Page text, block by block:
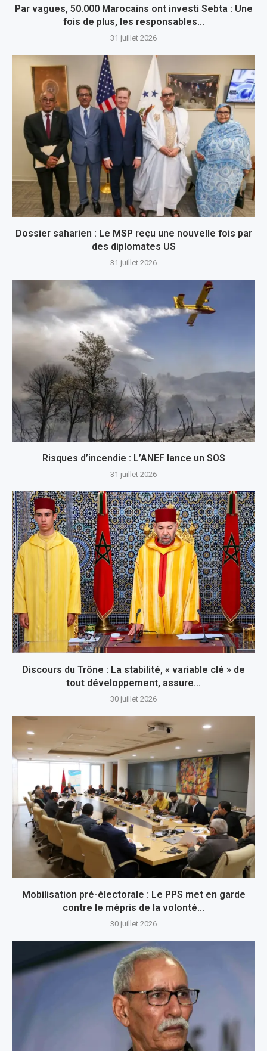
Par vagues, 50.000 Marocains ont investi Sebta : Une
fois de plus, les responsables...
31 juillet 2026
Dossier saharien : Le MSP reçu une nouvelle fois par
des diplomates US
31 juillet 2026
Risques d’incendie : L’ANEF lance un SOS
31 juillet 2026
Discours du Trône : La stabilité, « variable clé » de
tout développement, assure...
30 juillet 2026
Mobilisation pré-électorale : Le PPS met en garde
contre le mépris de la volonté...
30 juillet 2026